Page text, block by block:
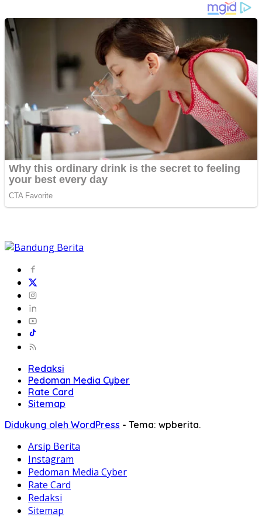
Redaksi
Pedoman Media Cyber
Rate Card
Sitemap
Didukung oleh WordPress - Tema: wpberita.
Arsip Berita
Instagram
Pedoman Media Cyber
Rate Card
Redaksi
Sitemap